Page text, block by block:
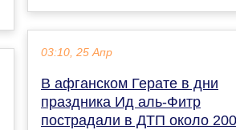
03:10, 25 Апр
В афганском Герате в дни
праздника Ид аль-Фитр
пострадали в ДТП около 200